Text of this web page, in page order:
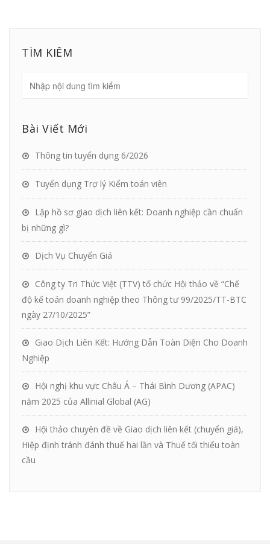
TÌM KIẾM
Bài Viết Mới
Thông tin tuyển dụng 6/2026
Tuyển dụng Trợ lý Kiểm toán viên
Lập hồ sơ giao dịch liên kết: Doanh nghiệp cần chuẩn
bị những gì?
Dịch Vụ Chuyển Giá
Công ty Tri Thức Việt (TTV) tổ chức Hội thảo về “Chế
độ kế toán doanh nghiệp theo Thông tư 99/2025/TT-BTC
ngày 27/10/2025”
Giao Dịch Liên Kết: Hướng Dẫn Toàn Diện Cho Doanh
Nghiệp
Hội nghị khu vực Châu Á – Thái Bình Dương (APAC)
năm 2025 của Allinial Global (AG)
Hội thảo chuyên đề về Giao dịch liên kết (chuyển giá),
Hiệp định tránh đánh thuế hai lần và Thuế tối thiểu toàn
cầu